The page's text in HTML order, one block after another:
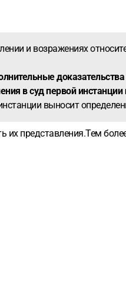
и возражениях
доказательства
в суд первой инстанции
выносит
их представления.Тем